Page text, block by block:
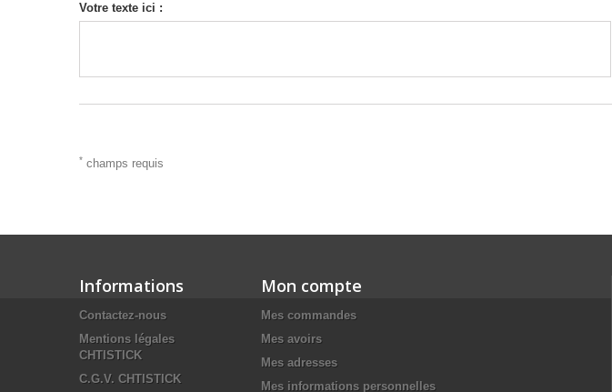
Votre texte ici :
* champs requis
Informations
Contactez-nous
Mentions légales
CHTISTICK
C.G.V. CHTISTICK
Mon compte
Mes commandes
Mes avoirs
Mes adresses
Mes informations personnelles